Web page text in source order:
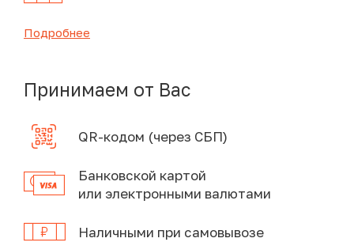
Подробнее
Принимаем от Вас
QR-кодом (через СБП)
Банковской картой
или электронными валютами
Наличными при самовывозе